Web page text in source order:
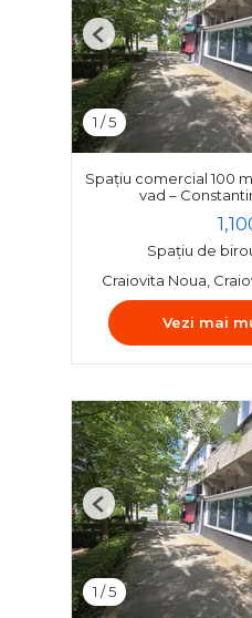
1 /5
Previous
Spațiu comercial 100
vad –
Spațiu de
Craiovita Noua,
Vezi mai
1 /5
Previous